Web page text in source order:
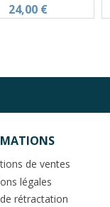
24,00 €
de ventes
légales
rétractation